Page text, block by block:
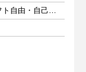
週1日以上 1日3時間以上 シフト自由・自己申告